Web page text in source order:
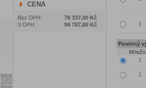
CENA
Bez DPH:
78 337,00 Kč
S DPH:
94 787,80 Kč
Povinný